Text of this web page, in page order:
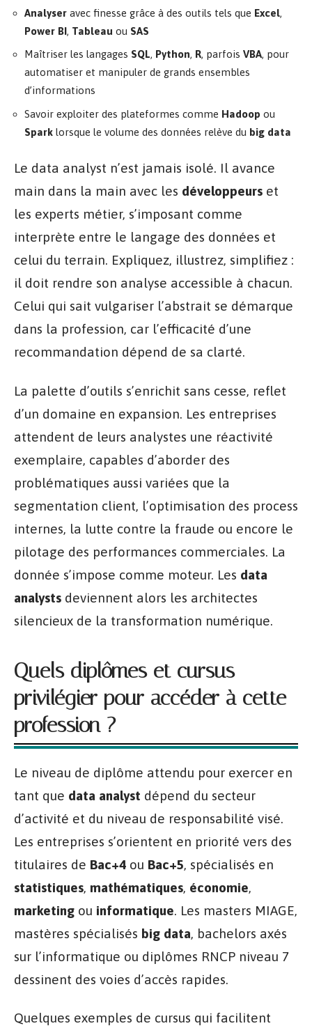
Analyser avec finesse grâce à des outils tels que Excel,
Power BI, Tableau ou SAS
Maîtriser les langages SQL, Python, R, parfois VBA, pour
automatiser et manipuler de grands ensembles
d’informations
Savoir exploiter des plateformes comme Hadoop ou
Spark lorsque le volume des données relève du big data
Le data analyst n’est jamais isolé. Il avance
main dans la main avec les développeurs et
les experts métier, s’imposant comme
interprète entre le langage des données et
celui du terrain. Expliquez, illustrez, simplifiez :
il doit rendre son analyse accessible à chacun.
Celui qui sait vulgariser l’abstrait se démarque
dans la profession, car l’efficacité d’une
recommandation dépend de sa clarté.
La palette d’outils s’enrichit sans cesse, reflet
d’un domaine en expansion. Les entreprises
attendent de leurs analystes une réactivité
exemplaire, capables d’aborder des
problématiques aussi variées que la
segmentation client, l’optimisation des process
internes, la lutte contre la fraude ou encore le
pilotage des performances commerciales. La
donnée s’impose comme moteur. Les data
analysts deviennent alors les architectes
silencieux de la transformation numérique.
Quels diplômes et cursus
privilégier pour accéder à cette
profession ?
Le niveau de diplôme attendu pour exercer en
tant que data analyst dépend du secteur
d’activité et du niveau de responsabilité visé.
Les entreprises s’orientent en priorité vers des
titulaires de Bac+4 ou Bac+5, spécialisés en
statistiques, mathématiques, économie,
marketing ou informatique. Les masters MIAGE,
mastères spécialisés big data, bachelors axés
sur l’informatique ou diplômes RNCP niveau 7
dessinent des voies d’accès rapides.
Quelques exemples de cursus qui facilitent